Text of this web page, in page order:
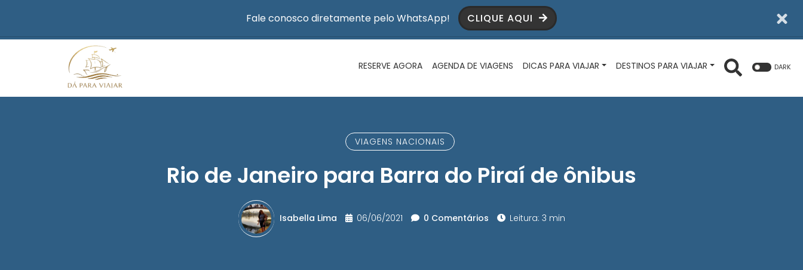
Fale conosco diretamente pelo WhatsApp! CLIQUE AQUI
RESERVE AGORA AGENDA DE VIAGENS DICAS PARA VIAJAR DESTINOS PARA VIAJAR DARK
VIAGENS NACIONAIS
Rio de Janeiro para Barra do Piraí de ônibus
Isabella Lima 06/06/2021 0 Comentários Leitura: 3 min